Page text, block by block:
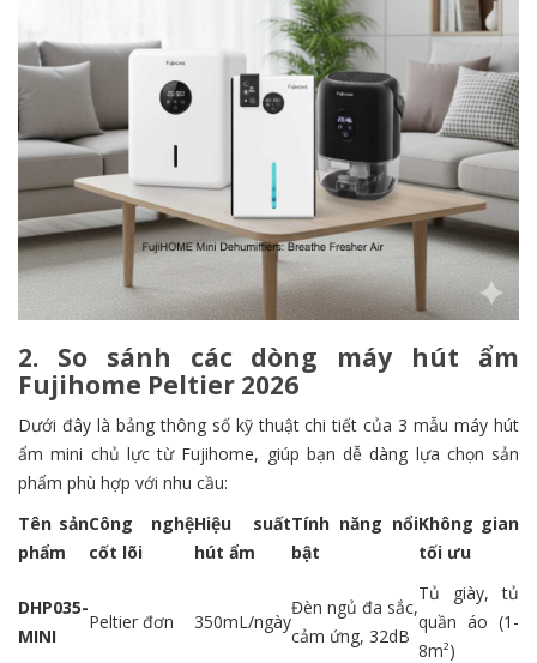
2. So sánh các dòng máy hút ẩm
Fujihome Peltier 2026
Dưới đây là bảng thông số kỹ thuật chi tiết của 3 mẫu máy hút
ẩm mini chủ lực từ Fujihome, giúp bạn dễ dàng lựa chọn sản
phẩm phù hợp với nhu cầu:
Tên sản
phẩm
Công nghệ
cốt lõi
Hiệu suất
hút ẩm
Tính năng nổi
bật
Không gian
tối ưu
DHP035-
MINI
Peltier đơn 350mL/ngày
Đèn ngủ đa sắc,
cảm ứng, 32dB
Tủ giày, tủ
quần áo (1-
8m²)